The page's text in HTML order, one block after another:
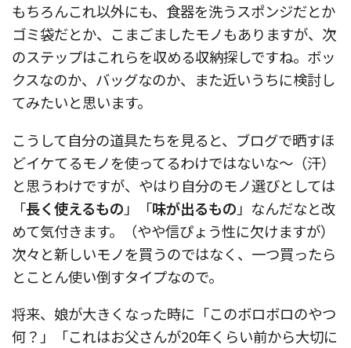
もちろんこれ以外にも、食器を洗うスポンジだとか
ゴミ袋だとか、こまごましたモノもありますが、次
のステップはこれらを収める収納探しですね。ボッ
クスなのか、バッグなのか、また近いうちに検討し
てみたいと思います。
こうして自分の道具たちを見ると、ブログで晒すほ
どイケてるモノを使ってるわけではないな〜（汗）
と思うわけですが、やはり自分のモノ選びとしては
「長く使えるもの 」「味が出るもの 」なんだなと改
めて気付きます。（やや信ぴょう性に欠けますが）
次々と新しいモノを買うのではなく、一つ買ったら
とことん使い倒すタイプなので。
将来、娘が大きくなった時に「このボロボロのやつ
何？」「これはお父さんが20年くらい前から大切に